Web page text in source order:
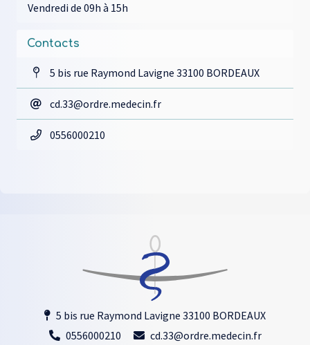
Vendredi de 09h à 15h
Contacts
5 bis rue Raymond Lavigne 33100 BORDEAUX
cd.33@ordre.medecin.fr
0556000210
5 bis rue Raymond Lavigne 33100 BORDEAUX
0556000210
cd.33@ordre.medecin.fr